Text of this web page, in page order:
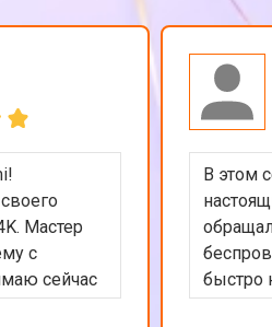
Мастер
с
сейчас
В этом
быстро
с